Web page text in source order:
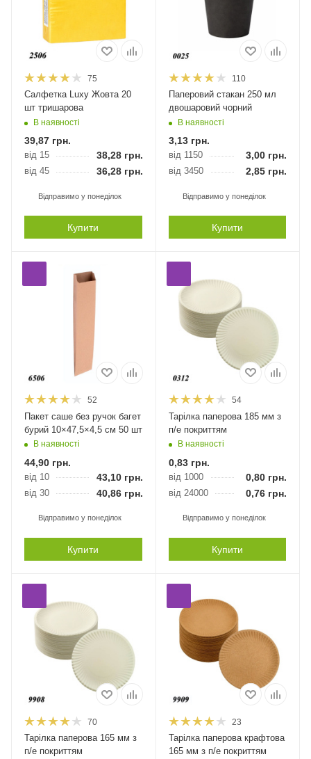
75
Салфетка Luxy Жовта 20
шт тришарова
В наявності
39,87 грн.
від 15 38,28 грн.
від 45 36,28 грн.
Відправимо у понеділок
Купити
110
Паперовий стакан 250 мл
двошаровий чорний
В наявності
3,13грн.
від 1150 3,00 грн.
від 3450 2,85 грн.
Відправимо у понеділок
Купити
52
Пакет саше без ручок багет
бурий 10×47,5×4,5 см 50 шт
В наявності
44,90 грн.
від 10 43,10 грн.
від 30 40,86 грн.
Відправимо у понеділок
Купити
54
Тарілка паперова 185 мм з
п/е покриттям
В наявності
0,83грн.
від 1000 0,80 грн.
від 24000 0,76 грн.
Відправимо у понеділок
Купити
70
Тарілка паперова 165 мм з
п/е покриттям
23
Тарілка паперова крафтова
165 мм з п/е покриттям